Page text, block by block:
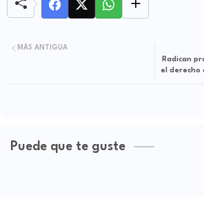
Radican
el derecho
MÁS ANTIGUA
Puede que te guste